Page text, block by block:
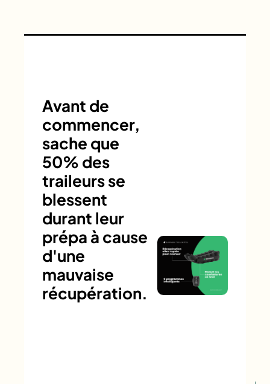
Avant de
commencer,
sache que
50% des
traileurs se
blessent
durant leur
prépa à cause
d'une
mauvaise
récupération.